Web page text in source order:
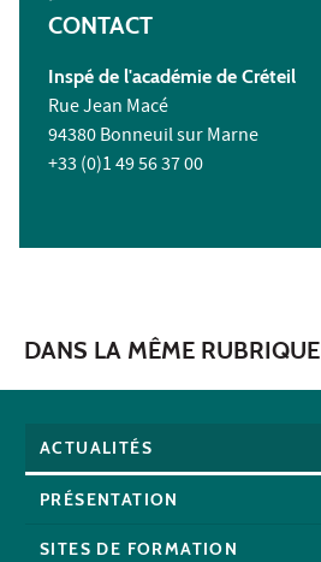
CONTACT
Inspé de l'académie de Créteil
Rue Jean Macé
94380 Bonneuil sur Marne
+33 (0)1 49 56 37 00
DANS LA MÊME RUBRIQUE
ACTUALITÉS
PRÉSENTATION
SITES DE FORMATION